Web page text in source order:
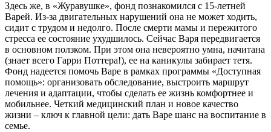
Здесь же, в «Журавушке», фонд познакомился с 15-летней
Варей. Из-за двигательных нарушений она не может ходить,
сидит с трудом и недолго. После смерти мамы и пережитого
стресса ее состояние ухудшилось. Сейчас Варя передвигается
в основном ползком. При этом она невероятно умна, начитана
(знает всего Гарри Поттера!), ее на каникулы забирает тетя.
Фонд надеется помочь Варе в рамках программы «Доступная
помощь»: организовать обследование, выстроить маршрут
лечения и адаптации, чтобы сделать ее жизнь комфортнее и
мобильнее. Четкий медицинский план и новое качество
жизни – ключ к главной цели: дать Варе шанс на воспитание в
семье.